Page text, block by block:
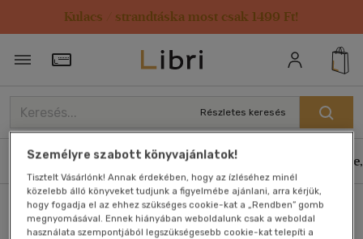
Kulacs / strandtáska most csak 1499 Ft!
Törzsvásárlói Kártya adatai
Részletes keresés
Könyvek E-könyvek Hangoskönyvek
Főoldal
Személyre szabott könyvajánlatok!
Tisztelt Vásárlónk! Annak érdekében, hogy az ízléséhez minél
közelebb álló könyveket tudjunk a figyelmébe ajánlani, arra kérjük,
hogy fogadja el az ehhez szükséges cookie-kat a „Rendben” gomb
megnyomásával. Ennek hiányában weboldalunk csak a weboldal
használata szempontjából legszükségesebb cookie-kat telepíti a